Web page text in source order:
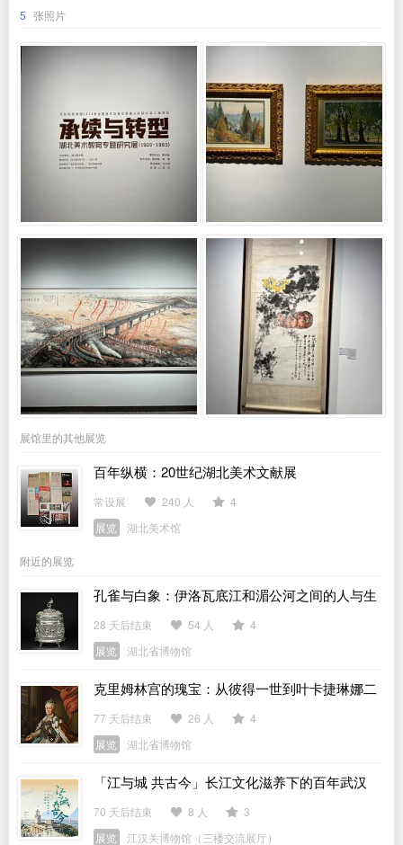
5 张照片
展馆里的其他展览
百年纵横：20世纪湖北美术文献展
常设展 240 人
4
展览
湖北美术馆
附近的展览
孔雀与白象：伊洛瓦底江和湄公河之间的人与生
活
28 天后结束 54 人
4
展览
湖北省博物馆
克里姆林宫的瑰宝：从彼得一世到叶卡捷琳娜二
世
77 天后结束 26 人
4
展览
湖北省博物馆
「江与城 共古今」长江文化滋养下的百年武汉
70 天后结束 8 人
3
展览
江汉关博物馆（三楼交流展厅）